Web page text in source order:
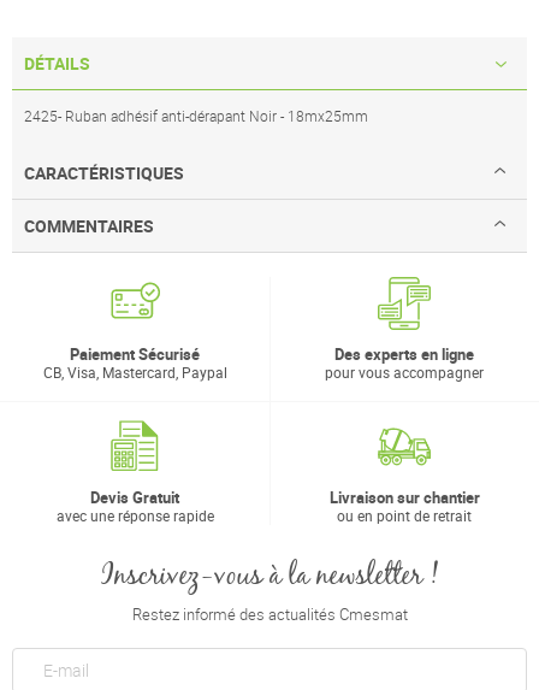
DÉTAILS
2425- Ruban adhésif anti-dérapant Noir - 18mx25mm
CARACTÉRISTIQUES
COMMENTAIRES
Paiement Sécurisé
CB, Visa, Mastercard, Paypal
Des experts en ligne
pour vous accompagner
Devis Gratuit
avec une réponse rapide
Livraison sur chantier
ou en point de retrait
Inscrivez-vous à la newsletter !
Restez informé des actualités Cmesmat